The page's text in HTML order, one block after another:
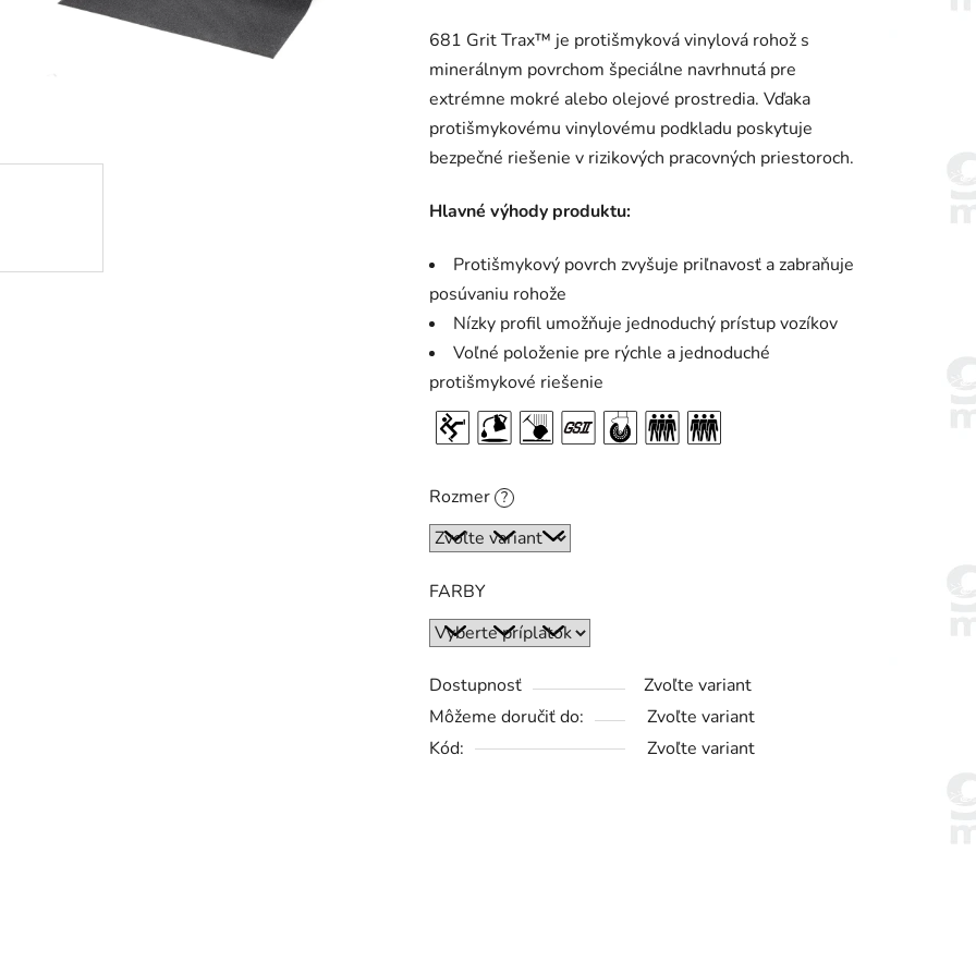
produktu
je
0,0
z
5
681 Grit Trax™ je protišmyková vinylová rohož s
minerálnym povrchom špeciálne navrhnutá pre
extrémne mokré alebo olejové prostredia. Vďaka
protišmykovému vinylovému podkladu poskytuje
bezpečné riešenie v rizikových pracovných priestoroch.
Hlavné výhody produktu:
Protišmykový povrch zvyšuje priľnavosť a zabraňuje
posúvaniu rohože
Nízky profil umožňuje jednoduchý prístup vozíkov
Voľné položenie pre rýchle a jednoduché
protišmykové riešenie
Rozmer ?
FARBY
Dostupnosť
Zvoľte variant
Môžeme doručiť do:
Zvoľte variant
Kód:
Zvoľte variant